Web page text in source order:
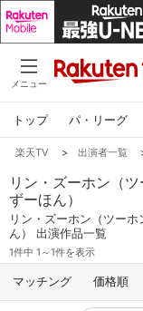
メニュー
トップ パ・リーグ
楽天TV > 出演者一覧
リン・ズーホン（
ずーほん）
リン・ズーホン（ツー
ん） 出演作品一覧
1件中 1～1件を表示
マッチング 価格順